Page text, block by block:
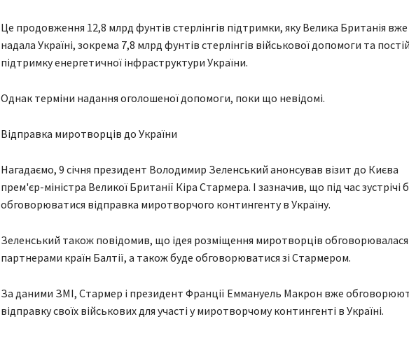
Це продовження 12,8 млрд фунтів стерлінгів підтримки, яку Велика Британія вже
надала Україні, зокрема 7,8 млрд фунтів стерлінгів військової допомоги та
підтримку енергетичної інфраструктури України.
Однак терміни надання оголошеної допомоги, поки що невідомі.
Відправка миротворців до України
Нагадаємо, 9 січня президент Володимир Зеленський анонсував візит до Києва
прем'єр-міністра Великої Британії Кіра Стармера. І зазначив, що під час зустрічі
обговорюватися відправка миротворчого контингенту в Україну.
Зеленський також повідомив, що ідея розміщення миротворців обговорювалася
партнерами країн Балтії, а також буде обговорюватися зі Стармером.
За даними ЗМІ, Стармер і президент Франції Еммануель Макрон вже
відправку своїх військових для участі у миротворчому контингенті в Україні.